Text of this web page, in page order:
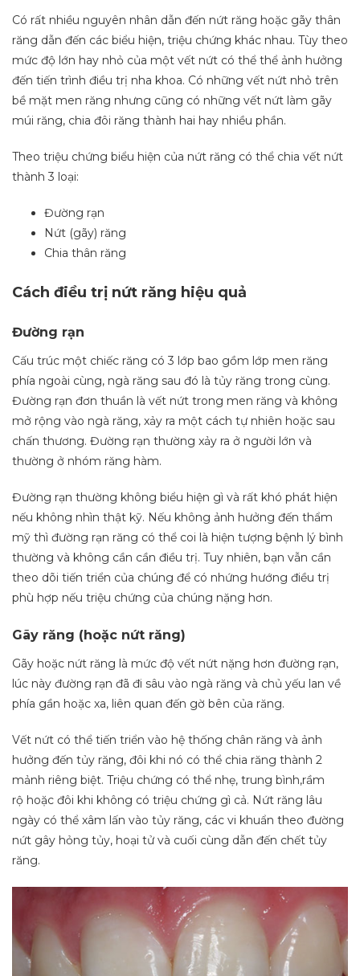
Có rất nhiều nguyên nhân dẫn đến nứt răng hoặc gãy thân
răng dẫn đến các biểu hiện, triệu chứng khác nhau. Tùy theo
mức độ lớn hay nhỏ của một vết nứt có thể thể ảnh hưởng
đến tiến trình điều trị nha khoa. Có những vết nứt nhỏ trên
bề mặt men răng nhưng cũng có những vết nứt làm gãy
múi răng, chia đôi răng thành hai hay nhiều phần.
Theo triệu chứng biểu hiện của nứt răng có thể chia vết nứt
thành 3 loại:
Đường rạn
Nứt (gãy) răng
Chia thân răng
Cách điều trị nứt răng hiệu quả
Đường rạn
Cấu trúc một chiếc răng có 3 lớp bao gồm lớp men răng
phía ngoài cùng, ngà răng sau đó là tủy răng trong cùng.
Đường rạn đơn thuần là vết nứt trong men răng và không
mở rộng vào ngà răng, xảy ra một cách tự nhiên hoặc sau
chấn thương. Đường rạn thường xảy ra ở người lớn và
thường ở nhóm răng hàm.
Đường rạn thường không biểu hiện gì và rất khó phát hiện
nếu không nhìn thật kỹ. Nếu không ảnh hưởng đến thẩm
mỹ thì đường rạn răng có thể coi là hiện tượng bệnh lý bình
thường và không cần cần điều trị. Tuy nhiên, bạn vẫn cần
theo dõi tiến triển của chúng để có nhứng hướng điều trị
phù hợp nếu triệu chứng của chúng nặng hơn.
Gãy răng (hoặc nứt răng)
Gãy hoặc nứt răng là mức độ vết nứt nặng hơn đường rạn,
lúc này đường rạn đã đi sâu vào ngà răng và chủ yếu lan về
phía gần hoặc xa, liên quan đến gờ bên của răng.
Vết nứt có thể tiến triển vào hệ thống chân răng và ảnh
hưởng đến tủy răng, đôi khi nó có thể chia răng thành 2
mảnh riêng biệt. Triệu chứng có thể nhẹ, trung bình,rầm
rộ hoặc đôi khi không có triệu chứng gì cả. Nứt răng lâu
ngày có thể xâm lấn vào tủy răng, các vi khuẩn theo đường
nứt gây hỏng tủy, hoại tử và cuối cùng dẫn đến chết tủy
răng.